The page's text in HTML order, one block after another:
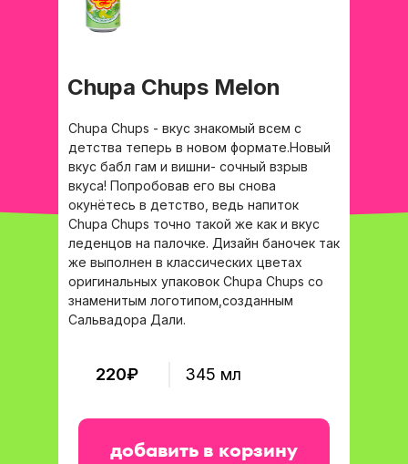
Chupa Chups Melon
Chupa Chups - вкус знакомый всем с
детства теперь в новом формате.Новый
вкус бабл гам и вишни- сочный взрыв
вкуса! Попробовав его вы снова
окунётесь в детство, ведь напиток
Chupa Chups точно такой же как и вкус
леденцов на палочке. Дизайн баночек так
же выполнен в классических цветах
оригинальных упаковок Chupa Chups со
знаменитым логотипом,созданным
Сальвадора Дали.
220₽ 345 мл
добавить в корзину